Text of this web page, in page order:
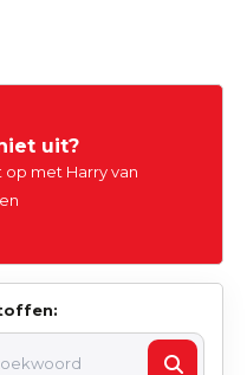
uit?
met Harry van